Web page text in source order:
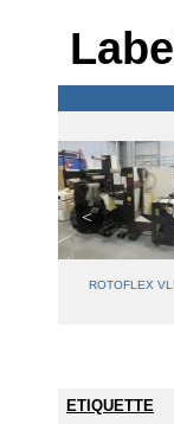
Label
ROTOFLEX
ETIQUETTE